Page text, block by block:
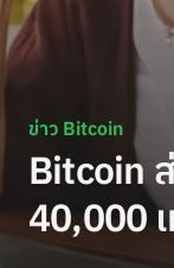
ข่าว Bitcoin
Bitcoin
40,000